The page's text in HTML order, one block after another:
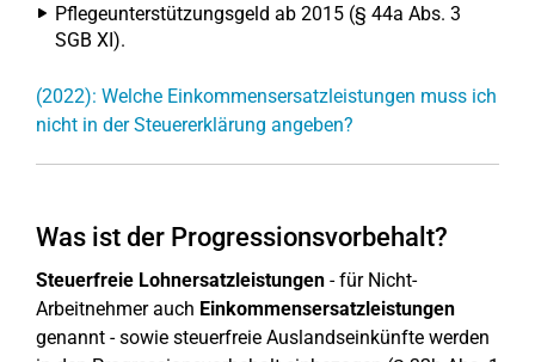
Pflegeunterstützungsgeld ab 2015 (§ 44a Abs. 3
SGB XI).
(2022): Welche Einkommensersatzleistungen muss ich
nicht in der Steuererklärung angeben?
Was ist der Progressionsvorbehalt?
Steuerfreie Lohnersatzleistungen - für Nicht-
Arbeitnehmer auch Einkommensersatzleistungen
genannt - sowie steuerfreie Auslandseinkünfte werden